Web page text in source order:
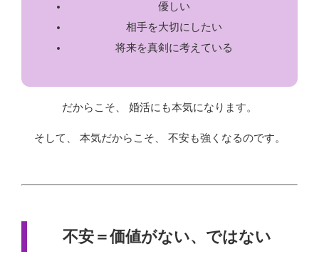
優しい
相手を大切にしたい
将来を真剣に考えている
だからこそ、 婚活にも本気になります。
そして、 本気だからこそ、 不安も強くなるのです。
不安＝価値がない、ではない